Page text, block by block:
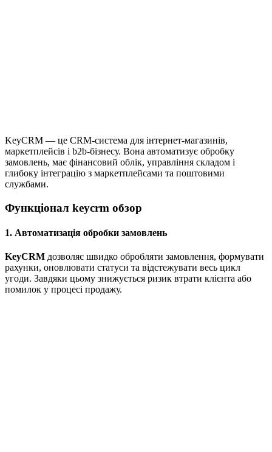
KeyCRM — це CRM-система для інтернет-магазинів,
маркетплейсів і b2b-бізнесу. Вона автоматизує обробку
замовлень, має фінансовий облік, управління складом і
глибоку інтеграцію з маркетплейсами та поштовими
службами.
Функціонал keycrm обзор
1. Автоматизація обробки замовлень
KeyCRM дозволяє швидко обробляти замовлення, формувати
рахунки, оновлювати статуси та відстежувати весь цикл
угоди. Завдяки цьому знижується ризик втрати клієнта або
помилок у процесі продажу.